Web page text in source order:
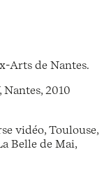
Arts de Nantes.
2010
vidéo, Toulouse,
Belle de Mai,